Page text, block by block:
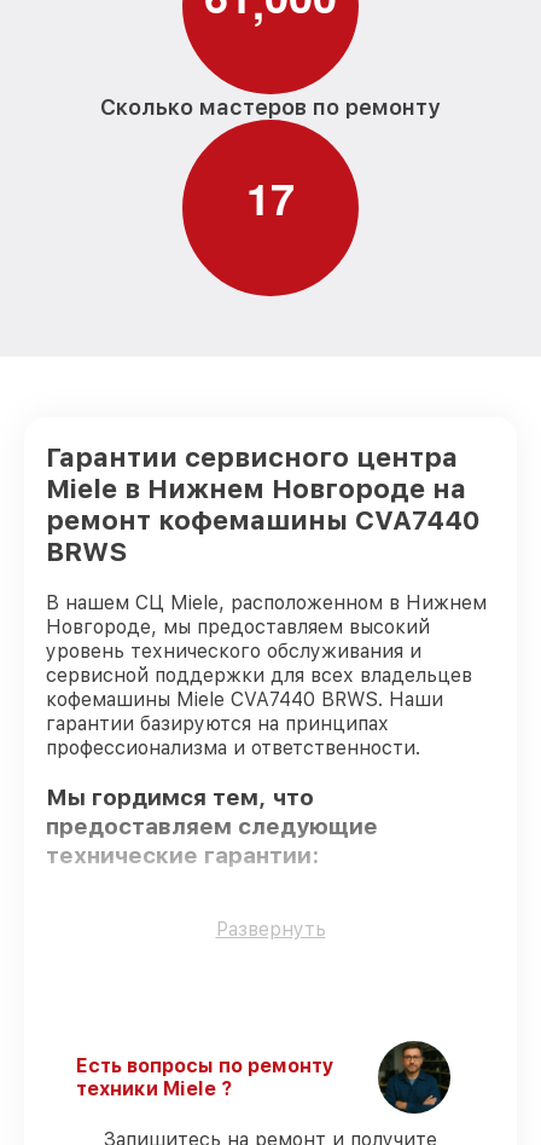
Сколько мастеров по ремонту
17
Гарантии сервисного центра
Miele в Нижнем Новгороде на
ремонт кофемашины CVA7440
BRWS
В нашем СЦ Miele, расположенном в Нижнем
Новгороде, мы предоставляем высокий
уровень технического обслуживания и
сервисной поддержки для всех владельцев
кофемашины Miele CVA7440 BRWS. Наши
гарантии базируются на принципах
профессионализма и ответственности.
Мы гордимся тем, что
предоставляем следующие
технические гарантии:
Оригинальные детали– только
подтверждает их уровень мастерства.
Соблюдение сроков сервиса–
соблюдаем сроки обслуживания
Развернуть
Есть вопросы по ремонту
техники Miele ?
Запишитесь на ремонт и получите